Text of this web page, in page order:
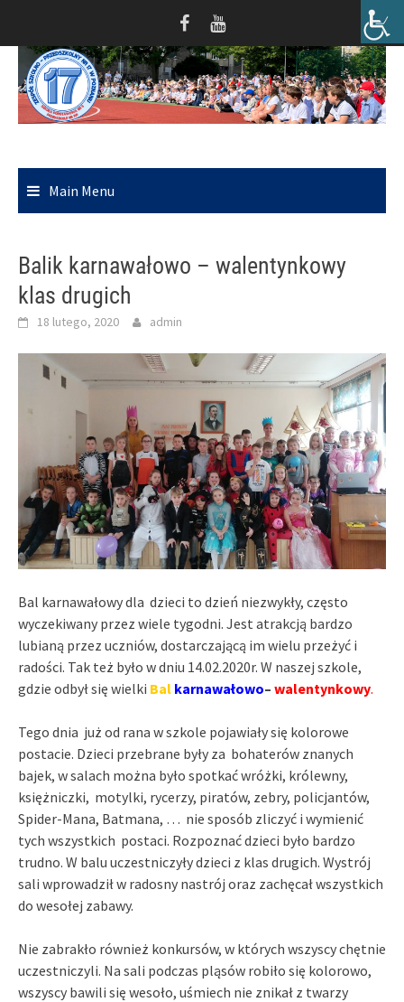
content
Main Menu
Balik karnawałowo – walentynkowy
klas drugich
18 lutego, 2020 admin
Bal karnawałowy dla dzieci to dzień niezwykły, często
wyczekiwany przez wiele tygodni. Jest atrakcją bardzo
lubianą przez uczniów, dostarczającą im wielu przeżyć i
radości. Tak też było w dniu 14.02.2020r. W naszej szkole,
gdzie odbył się wielki Bal karnawałowo– walentynkowy.
Tego dnia już od rana w szkole pojawiały się kolorowe
postacie. Dzieci przebrane były za bohaterów znanych
bajek, w salach można było spotkać wróżki, królewny,
księżniczki, motylki, rycerzy, piratów, zebry, policjantów,
Spider-Mana, Batmana, … nie sposób zliczyć i wymienić
tych wszystkich postaci. Rozpoznać dzieci było bardzo
trudno. W balu uczestniczyły dzieci z klas drugich. Wystrój
sali wprowadził w radosny nastrój oraz zachęcał wszystkich
do wesołej zabawy.
Nie zabrakło również konkursów, w których wszyscy chętnie
uczestniczyli. Na sali podczas pląsów robiło się kolorowo,
wszyscy bawili się wesoło, uśmiech nie znikał z twarzy